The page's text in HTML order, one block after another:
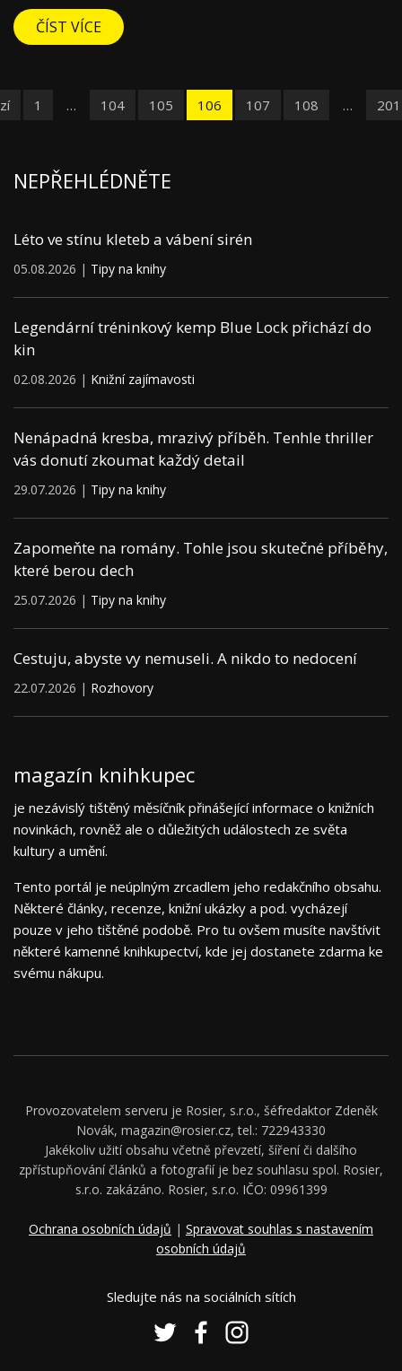
ČÍST VÍCE
1 … 104 105 106 107 108 … 201
NEPŘEHLÉDNĚTE
Léto ve stínu kleteb a vábení sirén
05.08.2026 | Tipy na knihy
Legendární tréninkový kemp Blue Lock přichází do
kin
02.08.2026 | Knižní zajímavosti
Nenápadná kresba, mrazivý příběh. Tenhle thriller
vás donutí zkoumat každý detail
29.07.2026 | Tipy na knihy
Zapomeňte na romány. Tohle jsou skutečné příběhy,
které berou dech
25.07.2026 | Tipy na knihy
Cestuju, abyste vy nemuseli. A nikdo to nedocení
22.07.2026 | Rozhovory
magazín knihkupec
je nezávislý tištěný měsíčník přinášející informace o knižních
novinkách, rovněž ale o důležitých událostech ze světa
kultury a umění.
Tento portál je neúplným zrcadlem jeho redakčního obsahu.
Některé články, recenze, knižní ukázky a pod. vycházejí
pouze v jeho tištěné podobě. Pro tu ovšem musíte navštívit
některé kamenné knihkupectví, kde jej dostanete zdarma ke
svému nákupu.
Provozovatelem serveru je Rosier, s.r.o., šéfredaktor Zdeněk
Novák, magazin@rosier.cz, tel.: 722943330
Jakékoliv užití obsahu včetně převzetí, šíření či dalšího
zpřístupňování článků a fotografií je bez souhlasu spol. Rosier,
s.r.o. zakázáno. Rosier, s.r.o. IČO: 09961399
Ochrana osobních údajů | Spravovat souhlas s nastavením
osobních údajů
Sledujte nás na sociálních sítích